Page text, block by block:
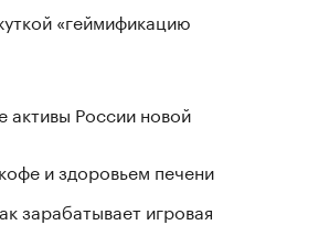
«геймификацию
России новой
и здоровьем печени
зарабатывает игровая